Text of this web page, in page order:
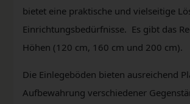
bietet eine praktische und vielseitige
Einrichtungsbedürfnisse. Es gibt das
Höhen (120 cm, 160 cm und 200 cm).
Die Einlegeböden bieten ausreichend
Aufbewahrung verschiedener